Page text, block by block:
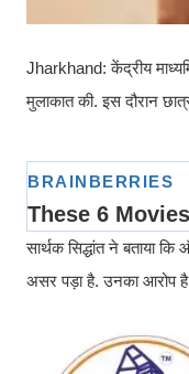
Jharkhand: केंद्रीय
मुलाकात की. इस दौरान
सार्थक सिद्धांत ने बताया
असर पड़ा है. उनका आरोप है